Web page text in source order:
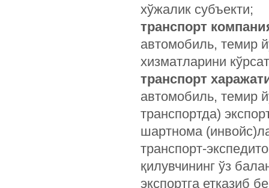
хўжалик субъекти;
транспорт
автомобиль, темир
хизматларини
транспорт
автомобиль, темир
транспортда)
шартнома
транспорт-
қилувчининг ўз
экспортга етказиб